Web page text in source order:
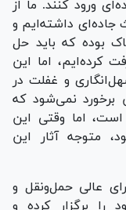
ورود کنند. ما از
جاده‌ای داشته‌ایم و
بوده که باید حل
کرده‌ایم، اما این
و غفلت در
برخورد نمی‌شود که
است، اما وقتی این
متوجه آثار این
عالی حمل‌ونقل و
را برگزار کرده و